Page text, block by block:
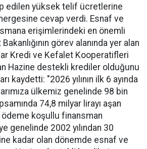
edilen yüksek telif ücretlerine
cevap verdi. Esnaf ve
erişimlerindeki en önemli
görev alanında yer alan
Kredi ve Kefalet Kooperatifleri
Hazine destekli krediler olduğunu
kaydetti: "2026 yılının ilk 6 ayında
ülkemiz genelinde 98 bin
74,8 milyar lirayı aşan
koşullu finansman
genelinde 2002 yılından 30
kadar olan dönemde esnaf ve